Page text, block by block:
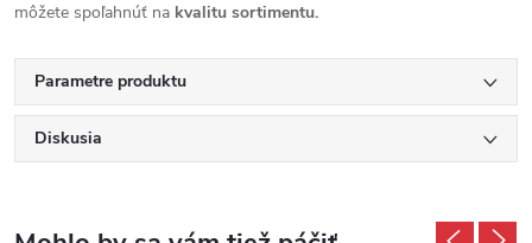
môžete spoľahnúť na kvalitu sortimentu.
Parametre produktu
Diskusia